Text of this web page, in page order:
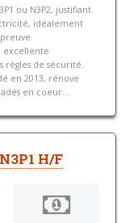
ou N3P2, justifiant
idéalement
excellente
règles de sécurité.
en 2013, rénove
en coeur...
H/F